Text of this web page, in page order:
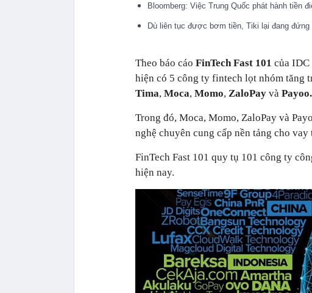
Bloomberg: Việc Trung Quốc phát hành tiền
Dù liên tục được bơm tiền, Tiki lại đang
Theo báo cáo FinTech Fast 101 của
hiện có 5 công ty fintech lọt nhóm tăng
Tima, Moca, Momo, ZaloPay và Payoo.
Trong đó, Moca, Momo, ZaloPay và
nghệ chuyên cung cấp nền tảng cho
FinTech Fast 101 quy tụ 101 công ty
hiện nay.